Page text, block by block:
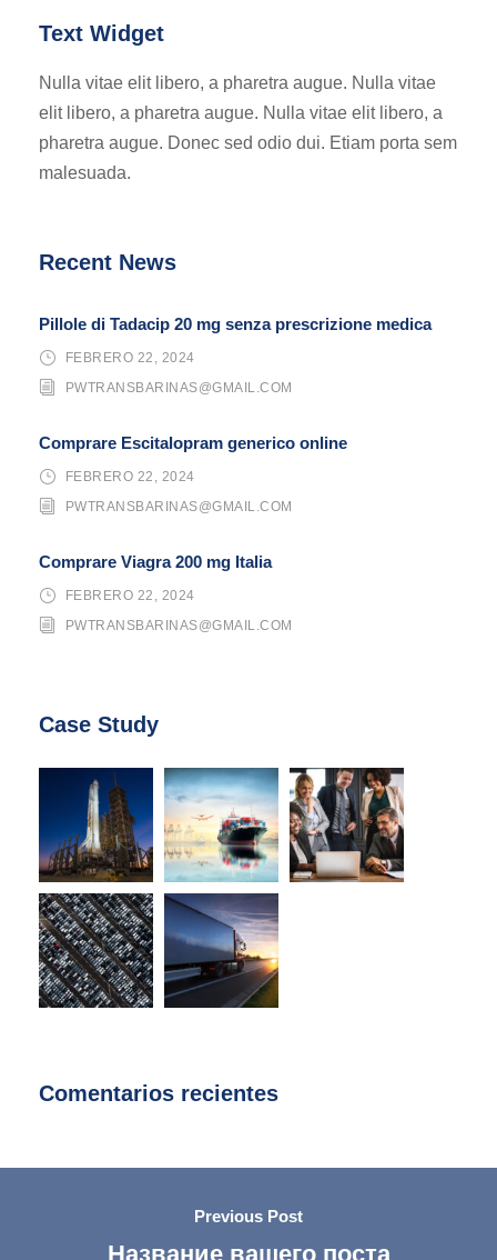
Text Widget
Nulla vitae elit libero, a pharetra augue. Nulla vitae
elit libero, a pharetra augue. Nulla vitae elit libero, a
pharetra augue. Donec sed odio dui. Etiam porta sem
malesuada.
Recent News
Pillole di Tadacip 20 mg senza prescrizione medica
FEBRERO 22, 2024
PWTRANSBARINAS@GMAIL.COM
Comprare Escitalopram generico online
FEBRERO 22, 2024
PWTRANSBARINAS@GMAIL.COM
Comprare Viagra 200 mg Italia
FEBRERO 22, 2024
PWTRANSBARINAS@GMAIL.COM
Case Study
Comentarios recientes
Previous Post
Название вашего поста